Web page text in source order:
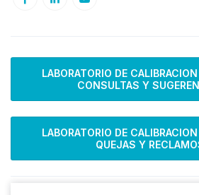
LABORATORIO DE
CONSULTAS Y
LABORATORIO DE
QUEJAS Y